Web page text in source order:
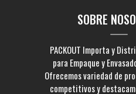
SOBRE
PACKOUT Importa y
para Empaque y
Ofrecemos variedad de
competitivos y